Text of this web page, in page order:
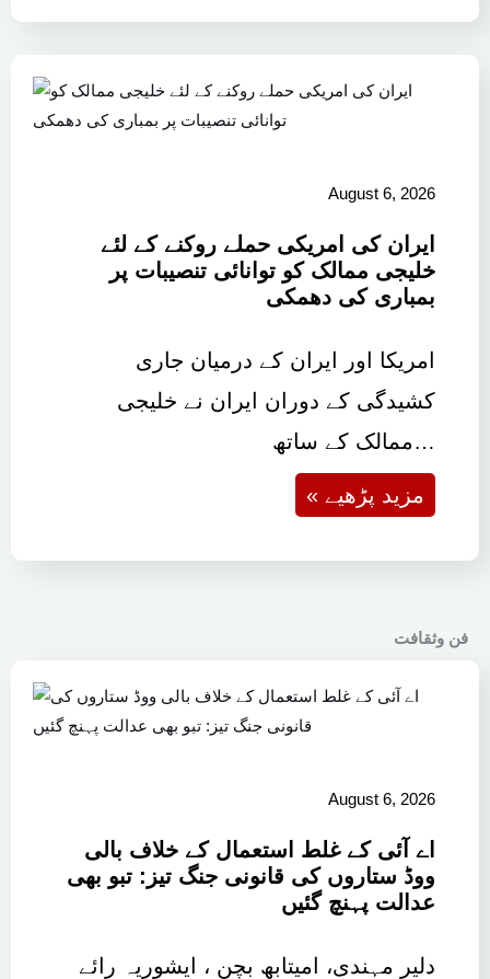
August 6, 2026
ایران کی امریکی حملے روکنے کے لئے
خلیجی ممالک کو توانائی تنصیبات پر
بمباری کی دھمکی
امریکا اور ایران کے درمیان جاری
کشیدگی کے دوران ایران نے خلیجی
ممالک کے ساتھ…
« مزید پڑھیے
فن وثقافت
August 6, 2026
اے آئی کے غلط استعمال کے خلاف بالی
ووڈ ستاروں کی قانونی جنگ تیز: تبو بھی
عدالت پہنچ گئیں
دلیر مہندی، امیتابھ بچن ، ایشوریہ رائے